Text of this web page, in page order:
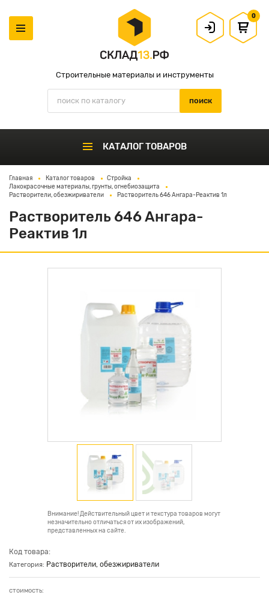
Строительные материалы и инструменты
0
КАТАЛОГ ТОВАРОВ
Главная Каталог товаров
Стройка
Лакокрасочные материалы, грунты, огнебиозащита
Растворители, обезжириватели
Растворитель 646 Ангара-Реактив 1л
Растворитель 646 Ангара-
Реактив 1л
Внимание! Действительный цвет и текстура товаров могут
незначительно отличаться от их изображений,
представленных на сайте.
Код товара:
Категория: Растворители, обезжириватели
стоимость: